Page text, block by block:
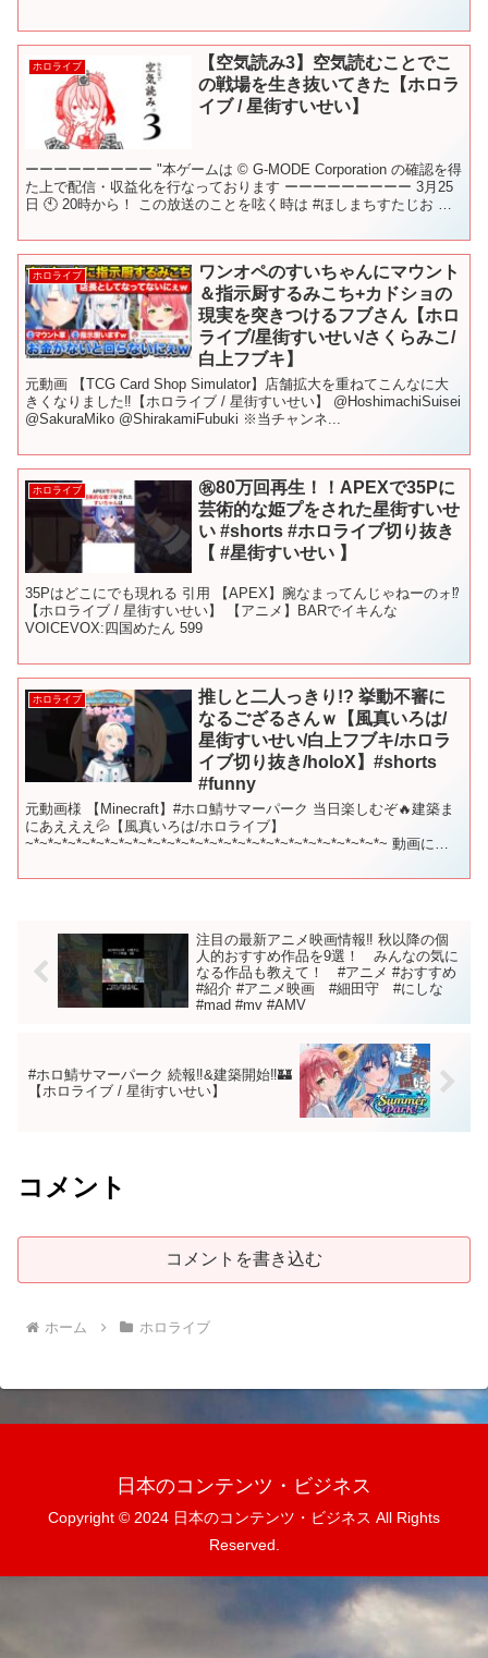
ホロライブ
【空気読み3】空気読むことでこ
の戦場を生き抜いてきた【ホロラ
イブ / 星街すいせい】
ーーーーーーーーー "本ゲームは © G-MODE Corporation の確認を得
た上で配信・収益化を行なっております ーーーーーーーーー 3月25
日 🕙 20時から！ この放送のことを呟く時は #ほしまちすたじお​​​ の
ホロライブ
ワンオペのすいちゃんにマウント
＆指示厨するみこち+カドショの
現実を突きつけるフブさん【ホロ
ライブ/星街すいせい/さくらみこ/
白上フブキ】
元動画 【TCG Card Shop Simulator】店舗拡大を重ねてこんなに大
きくなりました‼【ホロライブ / 星街すいせい】 @HoshimachiSuisei
@SakuraMiko @ShirakamiFubuki ※当チャンネ...
ホロライブ
㊗️80万回再生！！APEXで35Pに
芸術的な姫プをされた星街すいせ
い #shorts #ホロライブ切り抜き
【 #星街すいせい 】
35Pはどこにでも現れる 引用 【APEX】腕なまってんじゃねーのォ⁉
【ホロライブ / 星街すいせい】 【アニメ】BARでイキんな
VOICEVOX:四国めたん 599
ホロライブ
推しと二人っきり!? 挙動不審に
なるござるさんｗ【風真いろは/
星街すいせい/白上フブキ/ホロラ
イブ切り抜き/holoX】#shorts
#funny
元動画様 【Minecraft】#ホロ鯖サマーパーク 当日楽しむぞ🔥建築ま
にあえええ💦【風真いろは/ホロライブ】
~*~*~*~*~*~*~*~*~*~*~*~*~*~*~*~*~*~*~*~*~*~*~*~*~*~ 動画に登
注目の最新アニメ映画情報‼️ 秋以降の個
人的おすすめ作品を9選！ みんなの気に
なる作品も教えて！ #アニメ #おすすめ
#紹介 #アニメ映画 #細田守 #にしな
#mad #mv #AMV
#ホロ鯖サマーパーク 続報‼&建築開始‼🏰
【ホロライブ / 星街すいせい】
コメント
コメントを書き込む
ホーム ホロライブ
日本のコンテンツ・ビジネス
Copyright © 2024 日本のコンテンツ・ビジネス All Rights
Reserved.